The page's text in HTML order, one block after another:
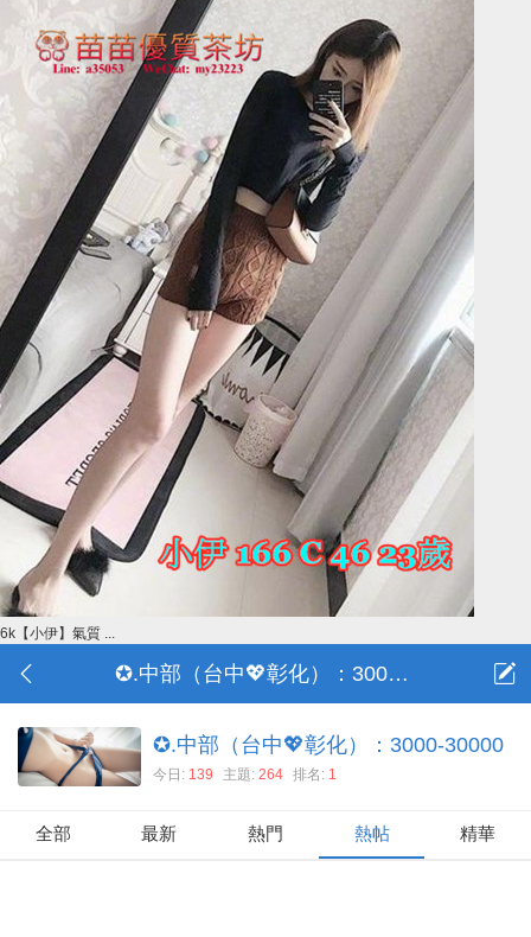
6k【小伊】氣質 ...
✪.中部（台中💖彰化）：3000-30000
✪.中部（台中💖彰化）：3000-30000
今日: 139 主題:264 排名: 1
全部 最新 熱門 熱帖 精華